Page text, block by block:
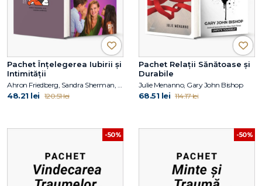
Pachet Înțelegerea Iubirii și
Intimității
48.21 lei 120.51 lei
Pachet Relații Sănătoase și
Durabile
Julie Menanno, Gary John Bishop
68.51 lei 114.17 lei
-50% -50%